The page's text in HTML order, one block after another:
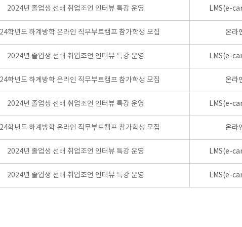
2024년 졸업생 선배 취업조언 인터뷰 특강 운영 LMS(e-
학년도 하계방학 온라인 직무부트캠프 참가학생 모집 온라
2024년 졸업생 선배 취업조언 인터뷰 특강 운영 LMS(e-
학년도 하계방학 온라인 직무부트캠프 참가학생 모집 온라
2024년 졸업생 선배 취업조언 인터뷰 특강 운영 LMS(e-
학년도 하계방학 온라인 직무부트캠프 참가학생 모집 온라
2024년 졸업생 선배 취업조언 인터뷰 특강 운영 LMS(e-
2024년 졸업생 선배 취업조언 인터뷰 특강 운영 LMS(e-